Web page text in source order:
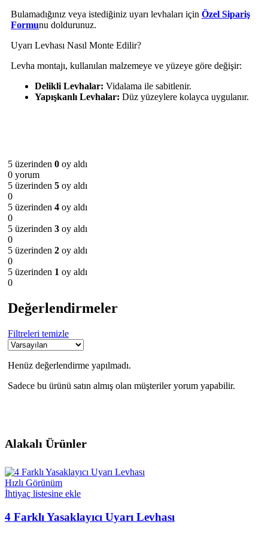
Bulamadığınız veya istediğiniz uyarı levhaları için Özel Sipariş
Formunu doldurunuz.
Uyarı Levhası Nasıl Monte Edilir?
Levha montajı, kullanılan malzemeye ve yüzeye göre değişir:
Delikli Levhalar: Vidalama ile sabitlenir.
Yapışkanlı Levhalar: Düz yüzeylere kolayca uygulanır.
5 üzerinden 0 oy aldı
0 yorum
5 üzerinden 5 oy aldı
0
5 üzerinden 4 oy aldı
0
5 üzerinden 3 oy aldı
0
5 üzerinden 2 oy aldı
0
5 üzerinden 1 oy aldı
0
Değerlendirmeler
Filtreleri temizle
Henüz değerlendirme yapılmadı.
Sadece bu ürünü satın almış olan müşteriler yorum yapabilir.
Alakalı Ürünler
Hızlı Görünüm
İhtiyaç listesine ekle
4 Farklı Yasaklayıcı Uyarı Levhası